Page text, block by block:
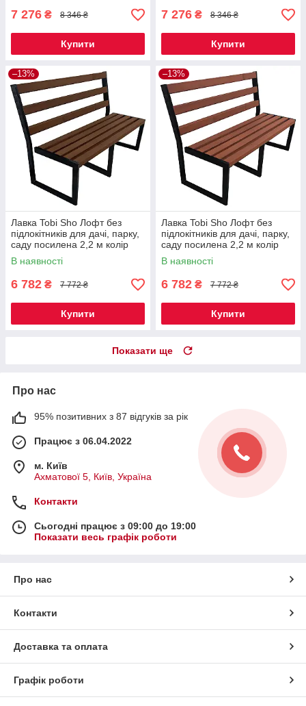
7 276 ₴ 8 346 ₴
Купити
7 276 ₴ 8 346 ₴
Купити
–13%
Лавка Tobi Sho Лофт без
підлокітників для дачі, парку,
саду посилена 2,2 м колір
горіх
В наявності
6 782 ₴ 7 772 ₴
Купити
–13%
Лавка Tobi Sho Лофт без
підлокітників для дачі, парку,
саду посилена 2,2 м колір
черешня
В наявності
6 782 ₴ 7 772 ₴
Купити
Показати ще
Про нас
95% позитивних з 87 відгуків за рік
Працює з 06.04.2022
м. Київ
Ахматової 5, Київ, Україна
Контакти
Сьогодні працює з 09:00 до 19:00
Показати весь графік роботи
Про нас
Контакти
Доставка та оплата
Графік роботи